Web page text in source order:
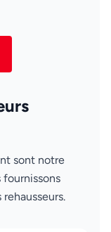
sont notre
fournissons